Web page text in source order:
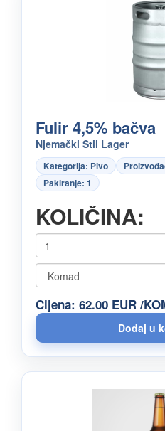
Fulir 4,5% bačva
Njemački Stil Lager
Kategorija: Pivo
Pakiranje: 1
KOLIČINA:
Cijena: 62.00 EUR /